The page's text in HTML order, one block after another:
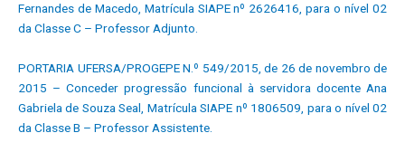
Fernandes de Macedo, Matrícula SIAPE nº 2626416, para o nível 02
da Classe C – Professor Adjunto.
PORTARIA UFERSA/PROGEPE N.º 549/2015, de 26 de novembro de
2015 – Conceder progressão funcional à servidora docente Ana
Gabriela de Souza Seal, Matrícula SIAPE nº 1806509, para o nível 02
da Classe B – Professor Assistente.